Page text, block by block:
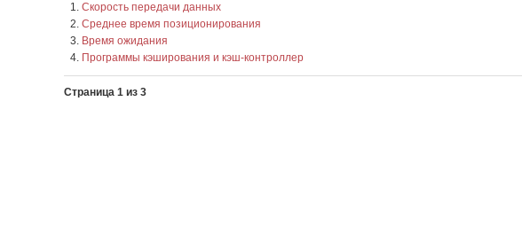
Скорость передачи данных
Среднее время позиционирования
Время ожидания
Программы кэширования и кэш-контроллер
Страница 1 из 3